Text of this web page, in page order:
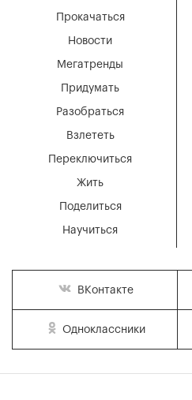
Мегатренды
Придумать
Разобраться
Взлететь
Новости
Переключиться
Жить
Поделиться
Научиться
Прокачаться
ВКонтакте
Одноклассники